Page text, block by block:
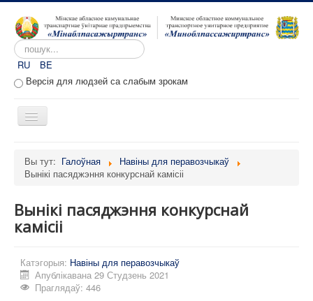
Пошук...
RU
BE
Версія для людзей са слабым зрокам
Toggle
Аб прадпрыемстве
Звароты
Расклад руху
Партал перавозчыкаў
Вы тут: Галоўная
Навіны для перавозчыкаў
Вынікі пасяджэння конкурснай камісіі
Вынікі пасяджэння конкурснай
камісіі
Катэгорыя: Навіны для перавозчыкаў
Апублікавана 29 Студзень 2021
Праглядаў: 446